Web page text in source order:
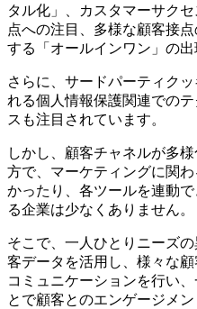
タル化」、カスタマーサク
点への注目、多様な顧客接
する「オールインワン」の
さらに、サードパーティク
れる個人情報保護関連での
スも注目されています。
しかし、顧客チャネルが多
方で、マーケティングに関
かったり、各ツールを連動
る企業は少なくありません。
そこで、一人ひとりニーズ
客データを活用し、様々な
コミュニケーションを行い
とで顧客とのエンゲージメ